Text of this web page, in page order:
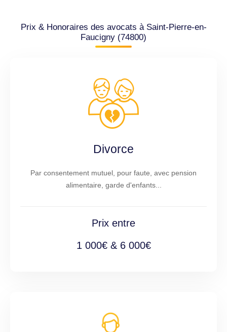
Prix & Honoraires des avocats à Saint-Pierre-en-
Faucigny (74800)
Divorce
Par consentement mutuel, pour faute, avec pension
alimentaire, garde d'enfants...
Prix entre
1 000€ & 6 000€